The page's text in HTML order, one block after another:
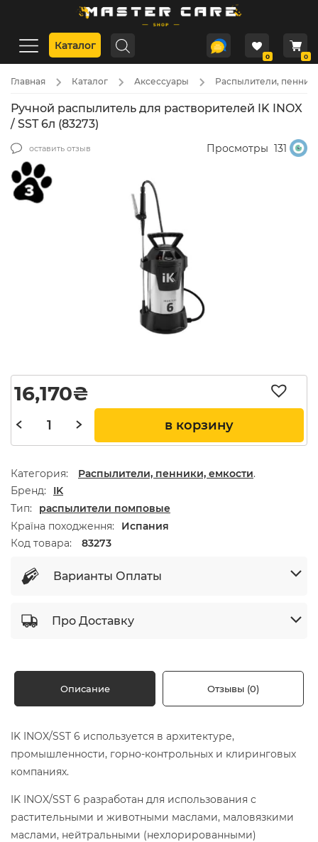
Каталог
0 0
Главная Каталог Аксессуары Распылители,
Ручной распылитель для растворителей IK INOX
/ SST 6л (83273)
оставить отзыв Просмотры 131
16,170₴
в корзину
Категория: Распылители, пенники, емкости.
Бренд
IK
Тип
распылители помповые
Країна походження
Испания
Код товара:
83273
Варианты Оплаты
Про Доставку
Описание Отзывы (0)
IK INOX/SST 6 используется в архитектуре,
промышленности, горно-контрольных и клиринговых
компаниях.
IK INOX/SST 6 разработан для использования с
растительными и животными маслами, маловязкими
маслами, нейтральными (нехлорированными)